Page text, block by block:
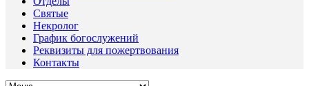
Святые
Некролог
График богослужений
Реквизиты для пожертвования
Контакты